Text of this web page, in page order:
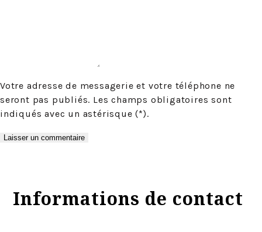
Votre adresse de messagerie et votre téléphone ne
seront pas publiés. Les champs obligatoires sont
indiqués avec un astérisque (*).
Informations de contact